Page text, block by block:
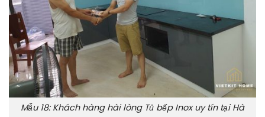
Mẫu 18: Khách hàng hài lòng Tủ bếp Inox uy tín tại Hà